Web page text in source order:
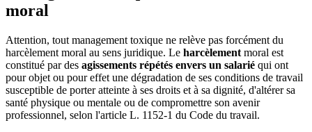
moral
Attention, tout management toxique ne relève pas forcément du
harcèlement moral au sens juridique. Le harcèlement moral est
constitué par des agissements répétés envers un salarié qui ont
pour objet ou pour effet une dégradation de ses conditions de travail
susceptible de porter atteinte à ses droits et à sa dignité, d'altérer sa
santé physique ou mentale ou de compromettre son avenir
professionnel, selon l'article L. 1152-1 du Code du travail.